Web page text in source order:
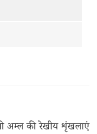
अम्ल की रेखीय शृंखलाएं